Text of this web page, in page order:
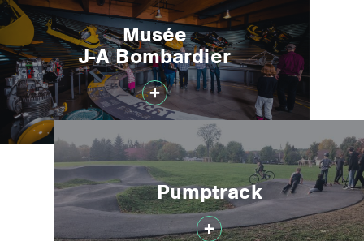
Musée
J-A Bombardier
Pumptrack